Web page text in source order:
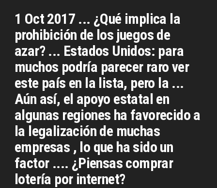
1 Oct 2017 ... ¿Qué implica la
prohibición de los juegos de
azar? ... Estados Unidos: para
muchos podría parecer raro ver
este país en la lista, pero la ...
Aún así, el apoyo estatal en
algunas regiones ha favorecido a
la legalización de muchas
empresas , lo que ha sido un
factor .... ¿Piensas comprar
lotería por internet?